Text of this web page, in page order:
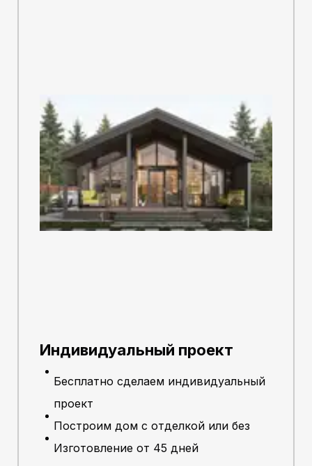
Индивидуальный проект
Бесплатно сделаем индивидуальный
проект
Построим дом с отделкой или без
Изготовление от 45 дней